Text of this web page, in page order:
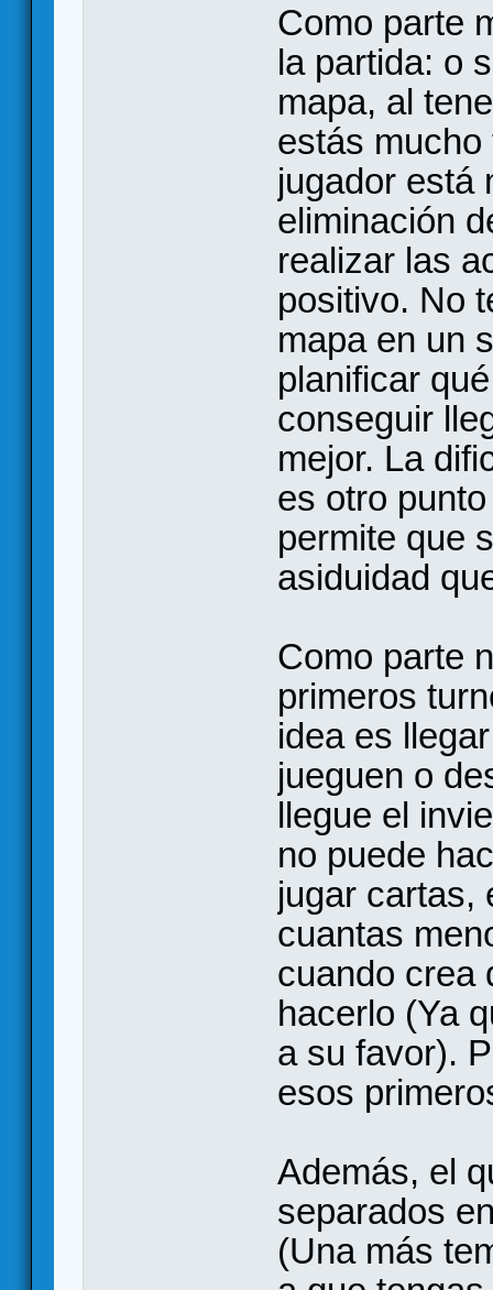
Como parte
la partida: o
mapa, al
estás
jugador está
eliminación
realizar las
positivo. No
mapa en un
planificar
conseguir
mejor. La
es otro
permite que
asiduidad
Como parte
primeros
idea es
jueguen o
llegue el
no puede
jugar cartas,
cuantas
cuando crea
hacerlo (Ya
a su favor).
esos
Además, el
separados
(Una más